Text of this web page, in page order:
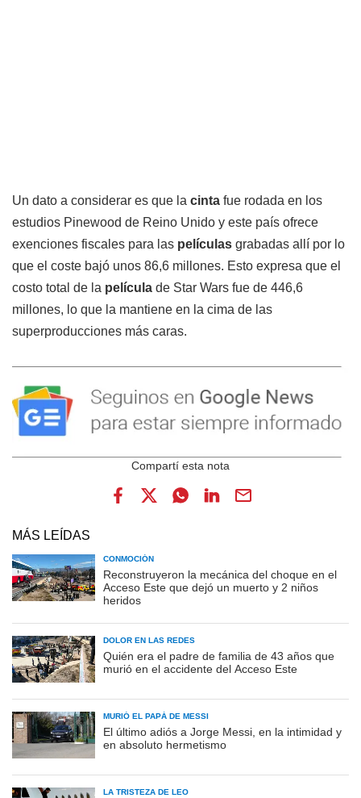
Un dato a considerar es que la cinta fue rodada en los
estudios Pinewood de Reino Unido y este país ofrece
exenciones fiscales para las películas grabadas allí por lo
que el coste bajó unos 86,6 millones. Esto expresa que el
costo total de la película de Star Wars fue de 446,6
millones, lo que la mantiene en la cima de las
superproducciones más caras.
MÁS LEÍDAS
CONMOCIÓN
Reconstruyeron la mecánica del choque en el
Acceso Este que dejó un muerto y 2 niños
heridos
DOLOR EN LAS REDES
Quién era el padre de familia de 43 años que
murió en el accidente del Acceso Este
MURIÓ EL PAPÁ DE MESSI
El último adiós a Jorge Messi, en la intimidad y
en absoluto hermetismo
LA TRISTEZA DE LEO